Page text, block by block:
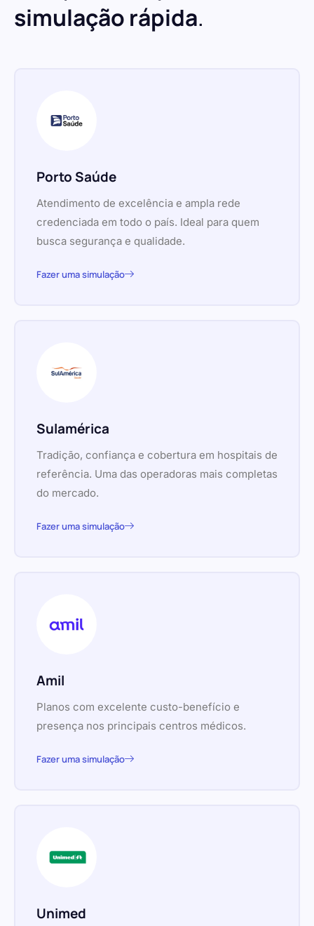
simulação rápida.
Porto Saúde
Atendimento de excelência e ampla rede
credenciada em todo o país. Ideal para quem
busca segurança e qualidade.
Fazer uma simulação
Sulamérica
Tradição, confiança e cobertura em hospitais de
referência. Uma das operadoras mais completas
do mercado.
Fazer uma simulação
Amil
Planos com excelente custo-benefício e
presença nos principais centros médicos.
Fazer uma simulação
Unimed